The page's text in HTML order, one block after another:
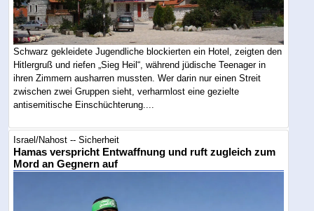
Schwarz gekleidete Jugendliche blockierten ein Hotel, zeigten den
Hitlergruß und riefen „Sieg Heil“, während jüdische Teenager in
ihren Zimmern ausharren mussten. Wer darin nur einen Streit
zwischen zwei Gruppen sieht, verharmlost eine gezielte
antisemitische Einschüchterung....
Israel/Nahost -- Sicherheit
Hamas verspricht Entwaffnung und ruft zugleich zum
Mord an Gegnern auf